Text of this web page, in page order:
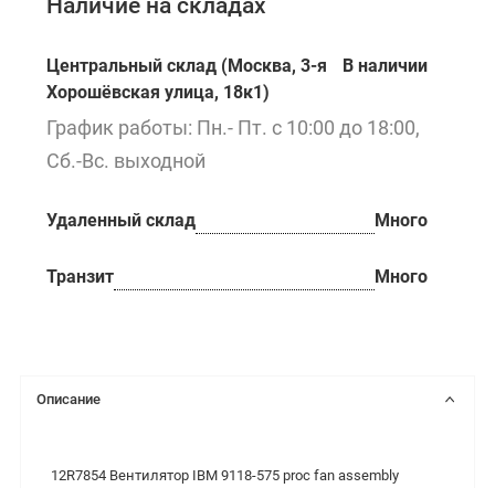
Наличие на складах
Центральный склад (Москва, 3-я
Хорошёвская улица, 18к1)
В наличии
График работы: Пн.- Пт. с 10:00 до 18:00,
Сб.-Вс. выходной
Удаленный склад Много
Транзит Много
Описание
12R7854 Вентилятор IBM 9118-575 proc fan assembly